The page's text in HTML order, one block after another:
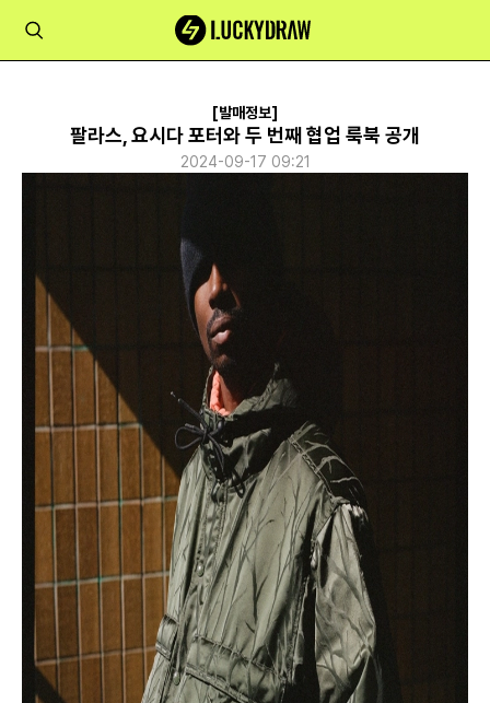
[발매정보]
팔라스, 요시다 포터와 두 번째 협업 룩북 공개
2024-09-17 09:21